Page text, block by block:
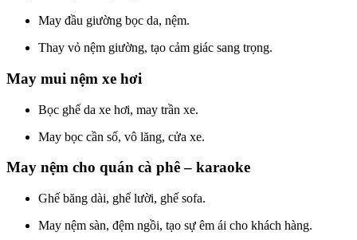
May đầu giường bọc da, nệm.
Thay vỏ nệm giường, tạo cảm giác sang trọng.
May mui nệm xe hơi
Bọc ghế da xe hơi, may trần xe.
May bọc cần số, vô lăng, cửa xe.
May nệm cho quán cà phê – karaoke
Ghế băng dài, ghế lười, ghế sofa.
May nệm sàn, đệm ngồi, tạo sự êm ái cho khách hàng.